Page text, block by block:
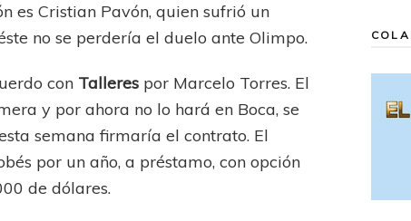
es Cristian Pavón, quien sufrió un
no se perdería el duelo ante Olimpo.
con Talleres por Marcelo Torres. El
y por ahora no lo hará en Boca, se
semana firmaría el contrato. El
por un año, a préstamo, con opción
de dólares.